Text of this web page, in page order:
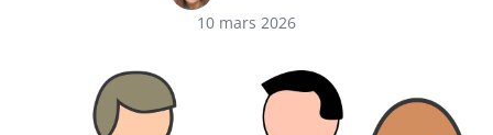
10 mars 2026